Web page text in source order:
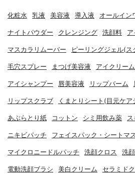
化粧水 乳液 美容液 導入液 オールイン
ナイトパウダー クレンジング 洗顔料
マスカラリムーバー ピーリングジェル(
毛穴スプレー まつげ美容液 アイクリーム
アイシャンプー 唇美容液 リップバーム
リップスクラブ くまとりシート(目元ケ
あぶらとり紙 コットン シミ用飲み薬 ス
ニキビパッチ フェイスパック・シートマ
マイクロニードルパッチ 洗顔クロス 洗
電動洗顔ブラシ 美白クリーム セラミド